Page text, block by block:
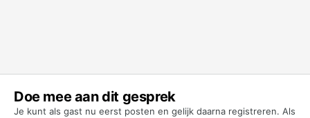
Doe mee aan dit gesprek
Je kunt als gast nu eerst posten en gelijk daarna registreren. Als